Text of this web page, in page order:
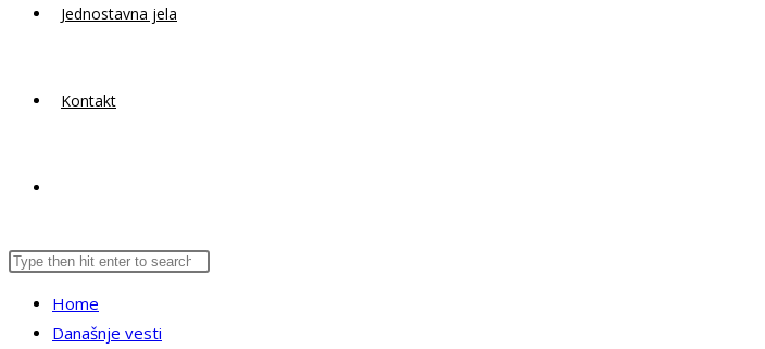
Jednostavna jela
Kontakt
website
Search
website
Press
Home
Današnje vesti